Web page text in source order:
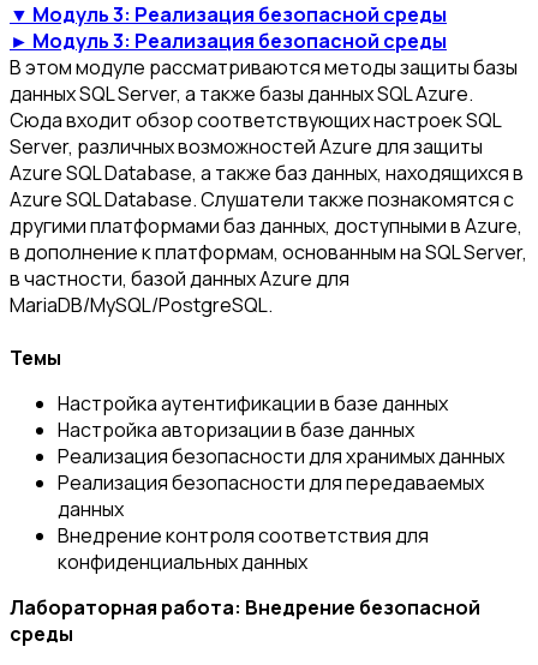
▼ Модуль 3: Реализация безопасной среды
► Модуль 3: Реализация безопасной среды
В этом модуле рассматриваются методы защиты базы
данных SQL Server, а также базы данных SQL Azure.
Сюда входит обзор соответствующих настроек SQL
Server, различных возможностей Azure для защиты
Azure SQL Database, а также баз данных, находящихся в
Azure SQL Database. Слушатели также познакомятся с
другими платформами баз данных, доступными в Azure,
в дополнение к платформам, основанным на SQL Server,
в частности, базой данных Azure для
MariaDB/MySQL/PostgreSQL.
Темы
Настройка аутентификации в базе данных
Настройка авторизации в базе данных
Реализация безопасности для хранимых данных
Реализация безопасности для передаваемых
данных
Внедрение контроля соответствия для
конфиденциальных данных
Лабораторная работа: Внедрение безопасной
среды